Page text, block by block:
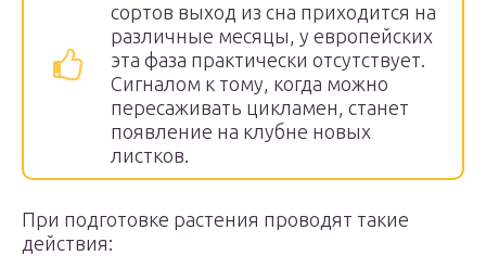
сортов выход из сна приходится на
различные месяцы, у европейских
эта фаза практически отсутствует.
Сигналом к тому, когда можно
пересаживать цикламен, станет
появление на клубне новых
листков.
При подготовке растения проводят такие
действия: